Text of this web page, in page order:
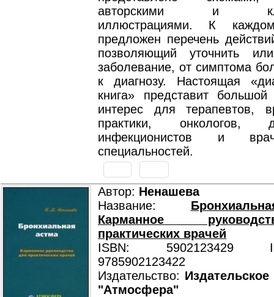
авторскими и
иллюстрациями. К
предложен перечень
позволяющий уточнить
заболевание, от симптома
к диагнозу. Настоящая
книга» представит большой
интерес для терапевтов,
практики, онкологов,
инфекционистов и
специальностей.
Автор: Ненашева
Название:
Карманное
практических врачей
ISBN: 5902123429
9785902123422
Издательство:
"Атмосфера"